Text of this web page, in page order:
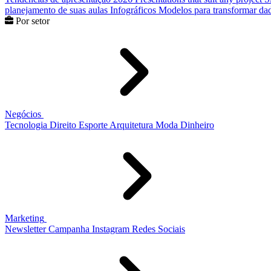
planejamento de suas aulas Infográficos Modelos para transformar
Por setor
Negócios
Tecnologia Direito Esporte Arquitetura Moda Dinheiro
Marketing
Newsletter Campanha Instagram Redes Sociais